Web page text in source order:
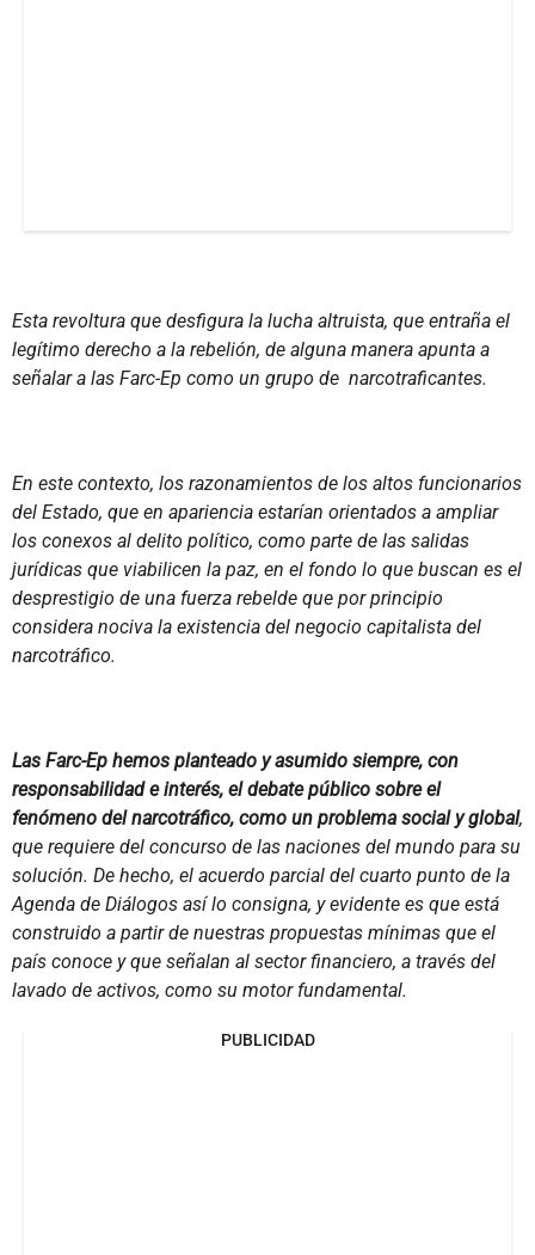
Esta revoltura que desfigura la lucha altruista, que entraña el
legítimo derecho a la rebelión, de alguna manera apunta a
señalar a las Farc-Ep como un grupo de narcotraficantes.
En este contexto, los razonamientos de los altos funcionarios
del Estado, que en apariencia estarían orientados a ampliar
los conexos al delito político, como parte de las salidas
jurídicas que viabilicen la paz, en el fondo lo que buscan es el
desprestigio de una fuerza rebelde que por principio
considera nociva la existencia del negocio capitalista del
narcotráfico.
Las Farc-Ep hemos planteado y asumido siempre, con
responsabilidad e interés, el debate público sobre el
fenómeno del narcotráfico, como un problema social y global,
que requiere del concurso de las naciones del mundo para su
solución. De hecho, el acuerdo parcial del cuarto punto de la
Agenda de Diálogos así lo consigna, y evidente es que está
construido a partir de nuestras propuestas mínimas que el
país conoce y que señalan al sector financiero, a través del
lavado de activos, como su motor fundamental.
PUBLICIDAD